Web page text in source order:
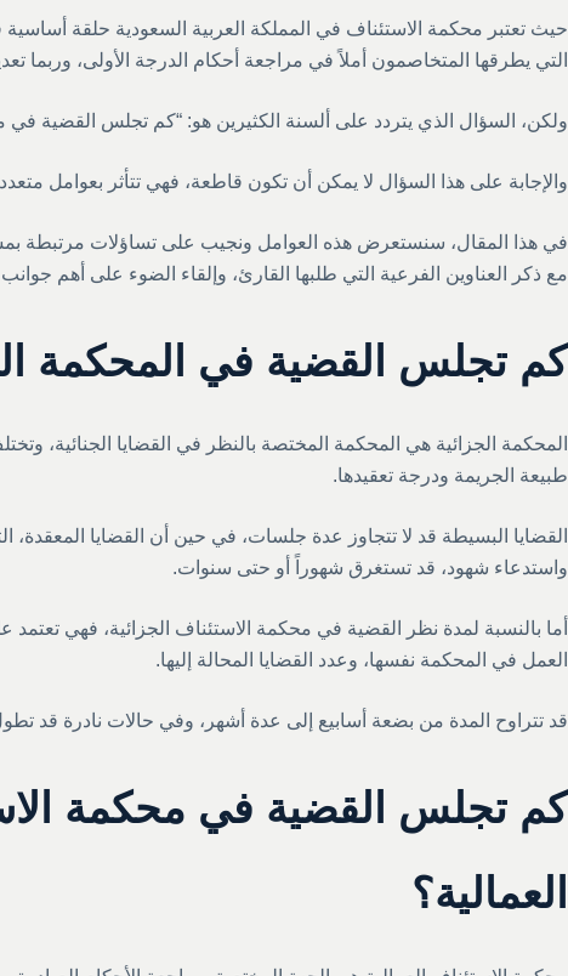
حيث تعتبر محكمة الاستئناف في المملكة العربية السعودية حلقة
التي يطرقها المتخاصمون أملاً في مراجعة أحكام الدرجة الأولى، وربما
ولكن، السؤال الذي يتردد على ألسنة الكثيرين هو: “كم تجلس القضية في
والإجابة على هذا السؤال لا يمكن أن تكون قاطعة، فهي تتأثر بعوامل
في هذا المقال، سنستعرض هذه العوامل ونجيب على تساؤلات مرتبطة
مع ذكر العناوين الفرعية التي طلبها القارئ، وإلقاء الضوء على أهم جوانب
كم تجلس القضية في المحكمة
المحكمة الجزائية هي المحكمة المختصة بالنظر في القضايا الجنائية،
طبيعة الجريمة ودرجة تعقيدها.
القضايا البسيطة قد لا تتجاوز عدة جلسات، في حين أن القضايا
واستدعاء شهود، قد تستغرق شهوراً أو حتى سنوات.
أما بالنسبة لمدة نظر القضية في محكمة الاستئناف الجزائية، فهي
العمل في المحكمة نفسها، وعدد القضايا المحالة إليها.
قد تتراوح المدة من بضعة أسابيع إلى عدة أشهر، وفي حالات نادرة قد
كم تجلس القضية في محكمة
العمالية؟